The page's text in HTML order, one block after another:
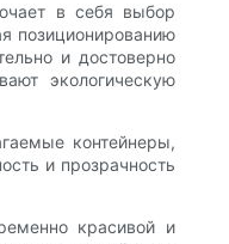
в себя выбор
позиционированию
и достоверно
экологическую
контейнеры,
и прозрачность
красивой и